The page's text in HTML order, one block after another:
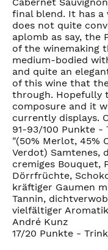
final blend. It has
does not quite
aplomb as say, the
of the winemaking
medium-bodied
and quite an
of this wine that
through. Hopefully
composure and it
currently displays.
91-93/100 Punkte -
"(50% Merlot, 45%
Verdot) Samtenes,
cremiges Bouquet,
Dörrfrüchte,
kräftiger Gaumen
Tannin,
vielfältiger
André Kunz
17/20 Punkte -